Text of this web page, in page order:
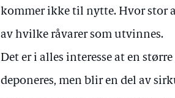
kommer ikke til nytte. Hvor stor
av hvilke råvarer som utvinnes.
Det er i alles interesse at en
deponeres, men blir en del av